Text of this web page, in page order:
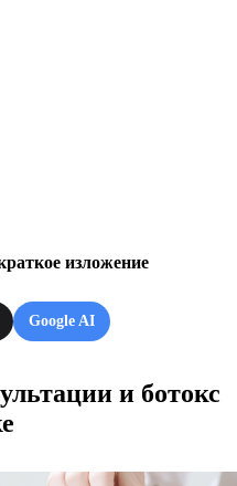
изложение
Google AI
и ботокс